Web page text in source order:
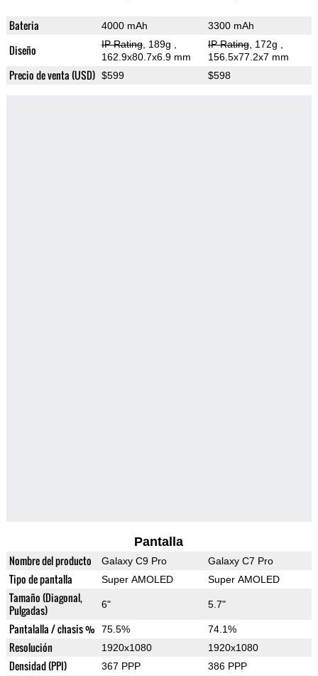
Bateria 4000 mAh 3300 mAh
Diseño IP Rating, 189g
162.9x80.7x6.9 mm
IP Rating, 172g
156.5x77.2x7 mm
Precio de venta (USD) $599 $598
Pantalla
Nombre del producto Galaxy C9 Pro Galaxy C7 Pro
Tipo de pantalla Super AMOLED Super AMOLED
Tamaño (Diagonal,
Pulgadas)
6" 5.7"
Pantalalla / chasis % 75.5% 74.1%
Resolución 1920x1080 1920x1080
Densidad (PPI) 367 PPP 386 PPP